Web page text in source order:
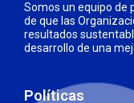
Somos un equipo de
de que las
resultados
desarrollo de una
Políticas